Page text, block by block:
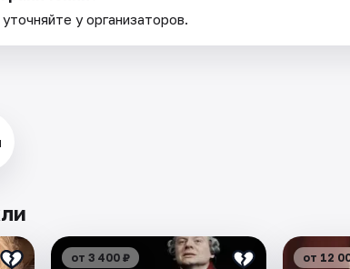
у организаторов.
от 3 400 ₽ от 12